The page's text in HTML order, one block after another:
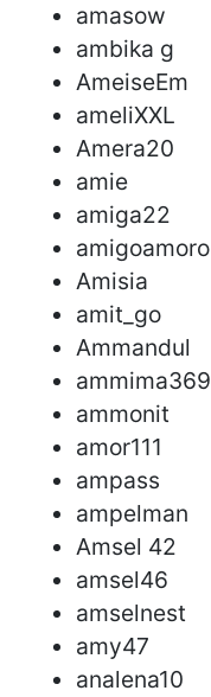
amasow
ambika g
AmeiseEm
ameliXXL
Amera20
amie
amiga22
amigoamoro
Amisia
amit_go
Ammandul
ammima369
ammonit
amor111
ampass
ampelman
Amsel 42
amsel46
amselnest
amy47
analena10